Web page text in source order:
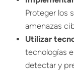
Proteger los
amenazas
Utilizar
tecnologías
detectar y